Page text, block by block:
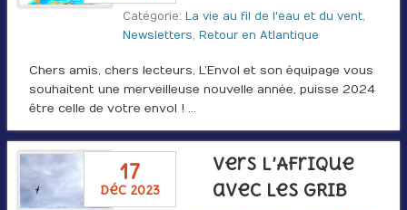
Catégorie: La vie au fil de l'eau et du vent,
Newsletters, Retour en Atlantique
Chers amis, chers lecteurs, L’Envol et son équipage vous
souhaitent une merveilleuse nouvelle année, puisse 2024
être celle de votre envol ! …
17
déc 2023
Vers l’Afrique
avec les GRIB